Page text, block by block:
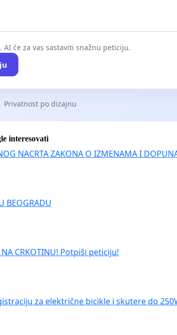
će za vas sastaviti snažnu peticiju.
Privatnost po dizajnu
interesovati
NACRTA ZAKONA O IZMENAMA I
BEOGRADU
CRKOTINU! Potpiši peticiju!
za električne bicikle i skutere do